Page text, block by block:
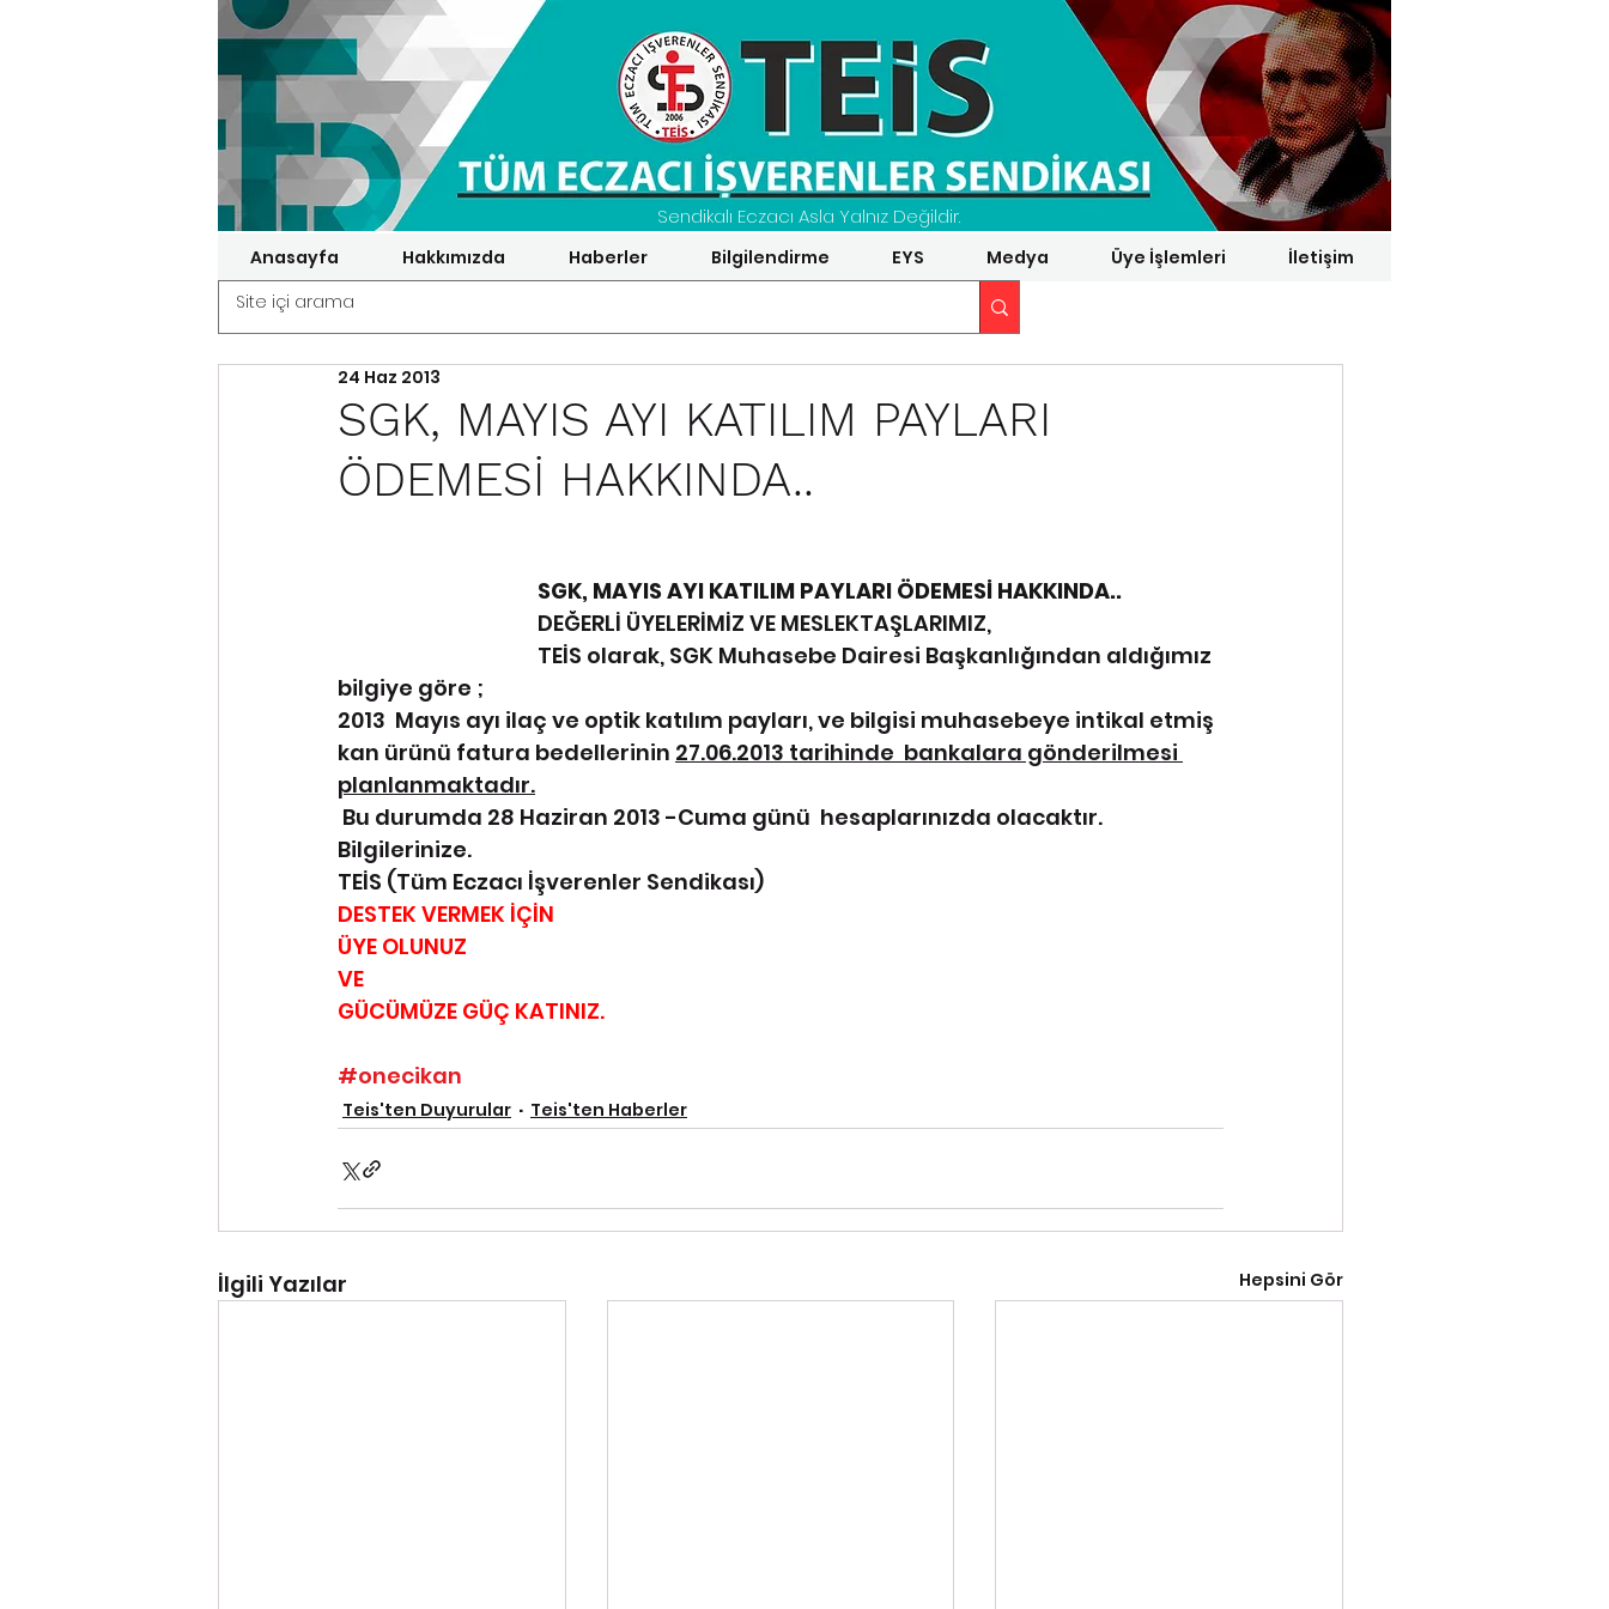
Sendikalı Eczacı Asla Yalnız Değildir.
Anasayfa Hakkımızda Haberler Bilgilendirme EYS Medya Üye İşlemleri İletişim
SGK, MAYIS AYI KATILIM PAYLARI
ÖDEMESİ HAKKINDA..
24 Haz 2013
SGK, MAYIS AYI KATILIM PAYLARI ÖDEMESİ HAKKINDA..
DEĞERLİ ÜYELERİMİZ VE MESLEKTAŞLARIMIZ,
TEİS olarak, SGK Muhasebe Dairesi Başkanlığından aldığımız
bilgiye göre ;
2013  Mayıs ayı ilaç ve optik katılım payları, ve bilgisi muhasebeye intikal etmiş
kan ürünü fatura bedellerinin 27.06.2013 tarihinde  bankalara gönderilmesi
planlanmaktadır.
Bu durumda 28 Haziran 2013 -Cuma günü  hesaplarınızda olacaktır.
Bilgilerinize.
TEİS (Tüm Eczacı İşverenler Sendikası)
DESTEK VERMEK İÇİN
ÜYE OLUNUZ
VE
GÜCÜMÜZE GÜÇ KATINIZ.
#onecikan
Teis'ten Duyurular Teis'ten Haberler
İlgili Yazılar Hepsini Gör